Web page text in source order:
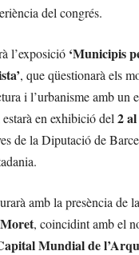
del congrés.
l’exposició ‘Municipis
, que qüestionarà els
i l’urbanisme amb un
en exhibició del 2
de la Diputació de
amb la presència de
, coincidint amb el
Mundial de